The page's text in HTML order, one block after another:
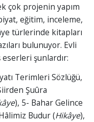
çok projenin yapım
eğitim, inceleme,
türlerinde kitapları
bulunuyor. Evli
eserleri şunlardır:
Terimleri Sözlüğü,
Şuûra
), 5- Bahar Gelince
Budur (Hikâye),